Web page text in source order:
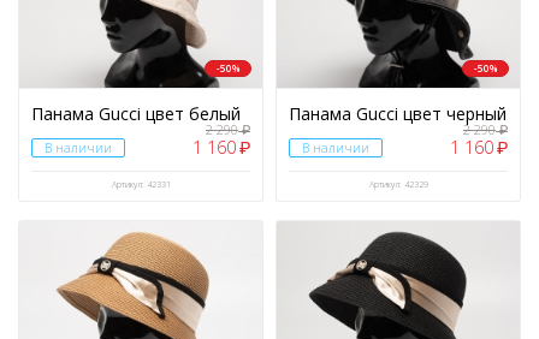
-50%
Панама Gucci цвет белый
В наличии
2 290₽
1 160₽
Артикул: 42331
-50%
Панама Gucci цвет черный
В наличии
2 290₽
1 160₽
Артикул: 42329